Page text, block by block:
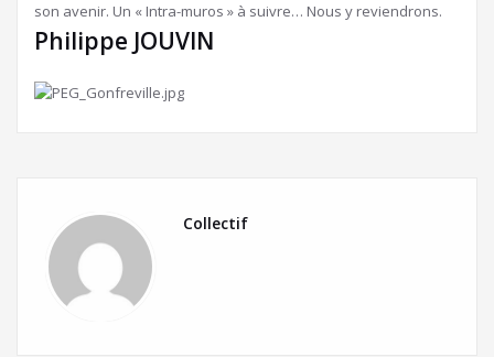
son avenir. Un « Intra-muros » à suivre… Nous y reviendrons.
Philippe JOUVIN
Collectif